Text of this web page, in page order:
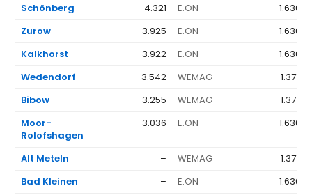
Schönberg
4.321 E.ON
1.636 €
Zurow
3.925 E.ON
1.636 €
Kalkhorst
3.922 E.ON
1.636 €
Wedendorf
3.542 WEMAG
1.377 €
Bibow
3.255 WEMAG
1.377 €
Moor-
Rolofshagen
3.036 E.ON 1.636 €
Alt Meteln – WEMAG
1.377 €
Bad Kleinen
– E.ON
1.636 €